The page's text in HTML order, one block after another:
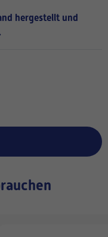
hergestellt und